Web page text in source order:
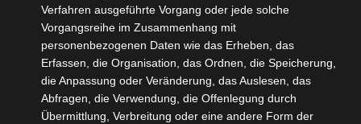
begrüßte die Anwesenden zur Ausstellungseröffnung
am 18.04.24 im WOW und stand für Fragen,…
VERÖFFENTLICHT IN:KOMMUNALES RETTUNGSWESEN,
Verfahren ausgeführte Vorgang oder jede solche
Vorgangsreihe im Zusammenhang mit
personenbezogenen Daten wie das Erheben, das
Erfassen, die Organisation, das Ordnen, die Speicherung,
die Anpassung oder Veränderung, das Auslesen, das
Abfragen, die Verwendung, die Offenlegung durch
Übermittlung, Verbreitung oder eine andere Form der